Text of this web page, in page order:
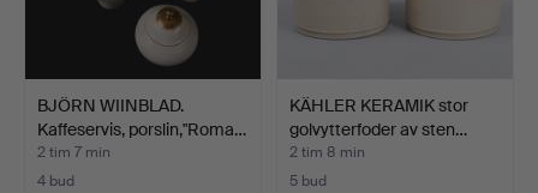
BJÖRN WIINBLAD.
Kaffeservis, porslin,"Roma…
2 tim 7 min
4 bud
KÄHLER KERAMIK stor
golvytterfoder av sten…
2 tim 8 min
5 bud